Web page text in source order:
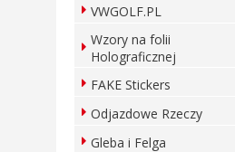
VWGOLF.PL
Wzory na folii
Holograficznej
FAKE Stickers
Odjazdowe Rzeczy
Gleba i Felga